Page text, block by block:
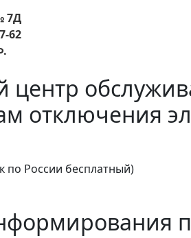
7Д
62
центр
отключения
по России бесплатный)